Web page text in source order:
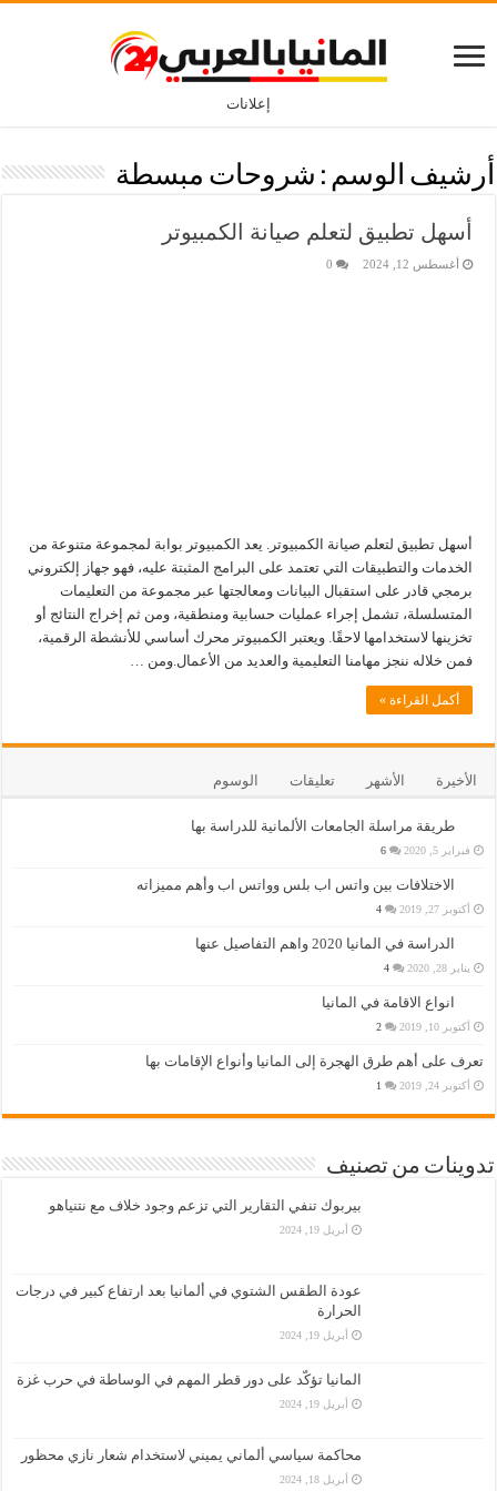
إعلانات
أرشيف الوسم : شروحات مبسطة
أسهل تطبيق لتعلم صيانة الكمبيوتر
أغسطس 12, 2024 0
أسهل تطبيق لتعلم صيانة الكمبيوتر. يعد الكمبيوتر بوابة لمجموعة متنوعة من
الخدمات والتطبيقات التي تعتمد على البرامج المثبتة عليه، فهو جهاز إلكتروني
برمجي قادر على استقبال البيانات ومعالجتها عبر مجموعة من التعليمات
المتسلسلة، تشمل إجراء عمليات حسابية ومنطقية، ومن ثم إخراج النتائج أو
تخزينها لاستخدامها لاحقًا. ويعتبر الكمبيوتر محرك أساسي للأنشطة الرقمية،
فمن خلاله ننجز مهامنا التعليمية والعديد من الأعمال.ومن …
أكمل القراءة »
الأخيرة الأشهر تعليقات الوسوم
طريقة مراسلة الجامعات الألمانية للدراسة بها
فبراير 5, 2020 6
الاختلافات بين واتس اب بلس وواتس اب وأهم مميزاته
أكتوبر 27, 2019 4
الدراسة في المانيا 2020 واهم التفاصيل عنها
يناير 28, 2020 4
انواع الاقامة في المانيا
أكتوبر 10, 2019 2
تعرف على أهم طرق الهجرة إلى المانيا وأنواع الإقامات بها
أكتوبر 24, 2019 1
تدوينات من تصنيف
بيربوك تنفي التقارير التي تزعم وجود خلاف مع نتنياهو
أبريل 19, 2024
عودة الطقس الشتوي في ألمانيا بعد ارتفاع كبير في درجات
الحرارة
أبريل 19, 2024
المانيا تؤكّد على دور قطر المهم في الوساطة في حرب غزة
أبريل 19, 2024
محاكمة سياسي ألماني يميني لاستخدام شعار نازي محظور
أبريل 18, 2024